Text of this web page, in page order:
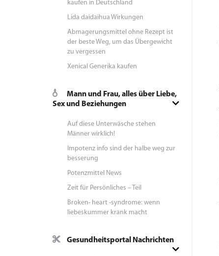
kaufen in Deutschland
Lida daidaihua Wirkungen
Abmagerungsmittel ohne Rezept ist
der beste Weg, um das Übergewicht
zu vergessen
Xenical Generika kaufen
Mann und Frau, alles über Liebe,
Sex und Beziehungen
Auf diese Unterwäsche stehen
Männer wirklich!
Impotenz info sind der halbe weg zur
besserung
Potenzmittel News
Zeit für Persönliches – Teil
Broken- heart -syndrome: wenn
liebeskummer krank macht
Gesundheitsportal Nachrichten